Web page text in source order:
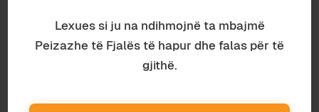
gjetjen e një mënyre për ta çliruar mendësinë e
njeriut evropian nga mëkati dhe faji. Për ta
arritur këtë, ai synon, para së gjithash, të zbulojë
mënyrën se si janë futur dhe përhapur ato në
Lexues si ju na ndihmojnë ta mbajmë
Peizazhe të Fjalës të hapur dhe falas për të
gjithë.